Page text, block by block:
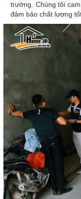
trường. Chúng tôi
đảm bảo chất lượng